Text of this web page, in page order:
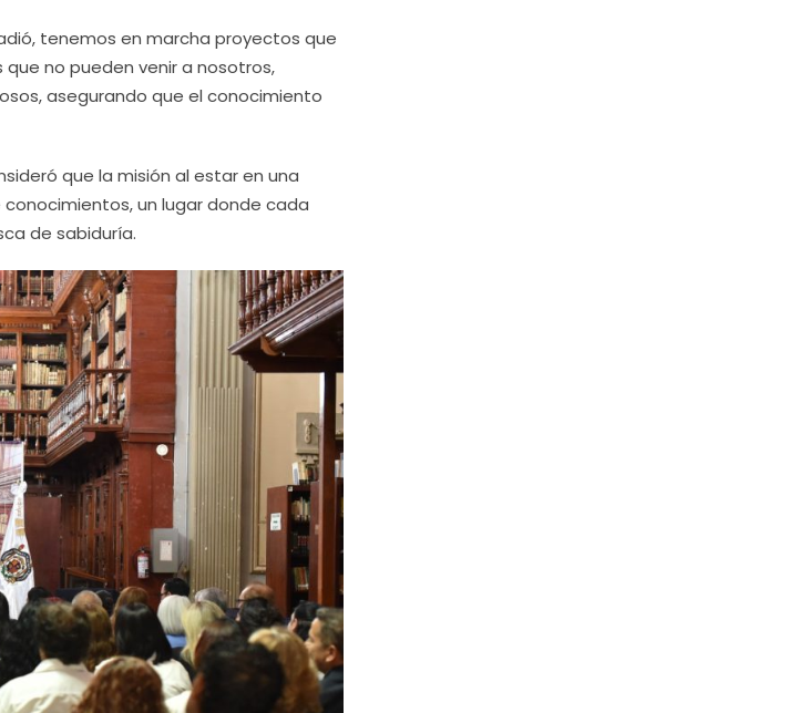
tenemos en marcha proyectos que
no pueden venir a nosotros,
asegurando que el conocimiento
que la misión al estar en una
un lugar donde cada
de sabiduría.